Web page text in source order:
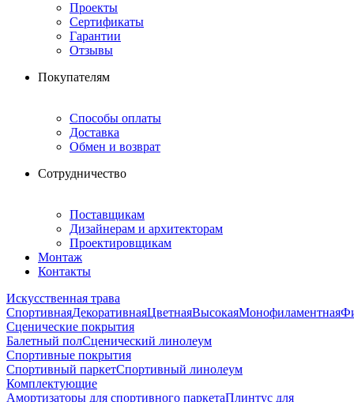
Проекты
Сертификаты
Гарантии
Отзывы
Покупателям
Способы оплаты
Доставка
Обмен и возврат
Сотрудничество
Поставщикам
Дизайнерам и архитекторам
Проектировщикам
Монтаж
Контакты
Искусственная трава
СпортивнаяДекоративнаяЦветнаяВысокаяМонофиламентная
Сценические покрытия
Балетный полСценический линолеум
Спортивные покрытия
Спортивный паркетСпортивный линолеум
Комплектующие
Амортизаторы для спортивного паркетаПлинтус для